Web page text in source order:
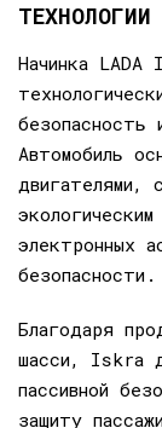
Начинка
безопасность
Автомобиль
двигателями,
электронных
безопасности.
Благодаря
шасси, Iskra
пассивной
защиту